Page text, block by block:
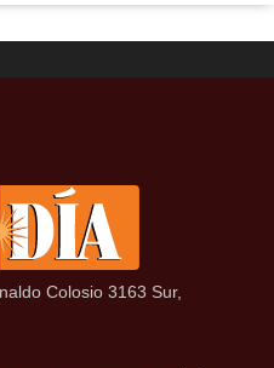
Colosio 3163 Sur,